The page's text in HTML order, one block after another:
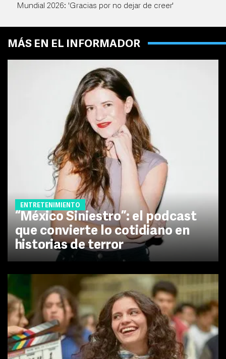
Mundial 2026: 'Gracias por no dejar de creer'
MÁS EN EL INFORMADOR
ENTRETENIMIENTO
“México Siniestro”: el podcast
que convierte lo cotidiano en
historias de terror